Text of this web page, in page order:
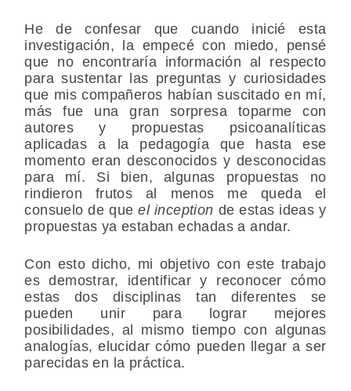
He de confesar que cuando inicié esta
investigación, la empecé con miedo, pensé
que no encontraría información al respecto
para sustentar las preguntas y curiosidades
que mis compañeros habían suscitado en mí,
más fue una gran sorpresa toparme con
autores y propuestas psicoanalíticas
aplicadas a la pedagogía que hasta ese
momento eran desconocidos y desconocidas
para mí. Si bien, algunas propuestas no
rindieron frutos al menos me queda el
consuelo de queel inception de estas ideas y
propuestas ya estaban echadas a andar.
Con esto dicho, mi objetivo con este trabajo
es demostrar, identificar y reconocer cómo
estas dos disciplinas tan diferentes se
pueden unir para lograr mejores
posibilidades, al mismo tiempo con algunas
analogías, elucidar cómo pueden llegar a ser
parecidas en la práctica.